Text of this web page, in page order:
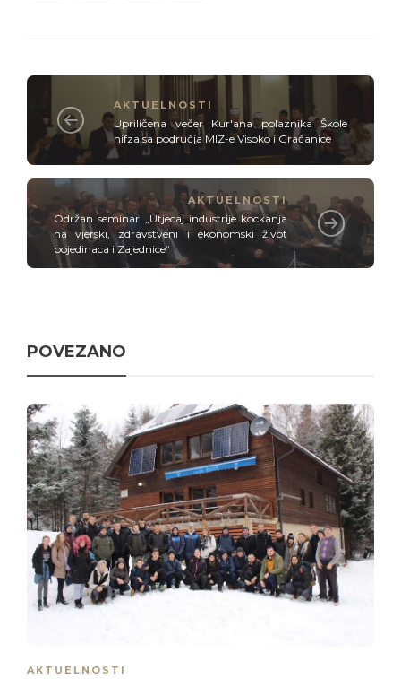
AKTUELNOSTI
Upriličena večer Kur'ana polaznika Škole
hifza sa područja MIZ-e Visoko i Gračanice
AKTUELNOSTI
Održan seminar „Utjecaj industrije kockanja
na vjerski, zdravstveni i ekonomski život
pojedinaca i Zajednice“
POVEZANO
AKTUELNOSTI